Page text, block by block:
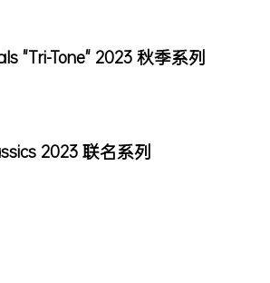
"Tri-Tone" 2023 秋季系列
2023 联名系列